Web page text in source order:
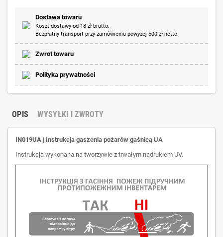
Dostawa towaru
Koszt dostawy od 18 zł brutto.
Bezpłatny transport przy zamówieniu powyżej 500 zł netto.
Zwrot towaru
Polityka prywatności
OPIS WYSYŁKI I ZWROTY
IN019UA | Instrukcja gaszenia pożarów gaśnicą UA
Instrukcja wykonana na tworzywie z trwałym nadrukiem UV.